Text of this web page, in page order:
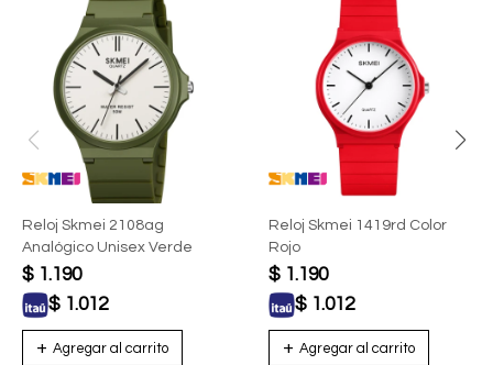
Reloj Skmei 2108ag
Analógico Unisex Verde
$ 1.190
$ 1.012
Reloj Skmei 1419rd Color
Rojo
$ 1.190
$ 1.012